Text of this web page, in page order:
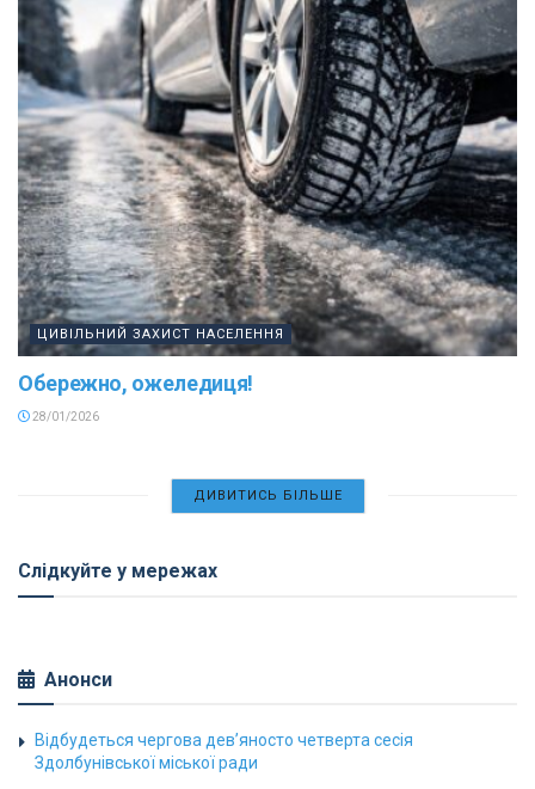
ЦИВІЛЬНИЙ ЗАХИСТ НАСЕЛЕННЯ
Обережно, ожеледиця!
28/01/2026
ДИВИТИСЬ БІЛЬШЕ
Слідкуйте у мережах
Анонси
Відбудеться чергова дев’яносто четверта сесія
Здолбунівської міської ради